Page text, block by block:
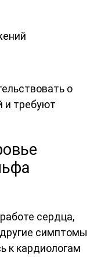
о
и требуют
сердца,
симптомы
к кардиологам